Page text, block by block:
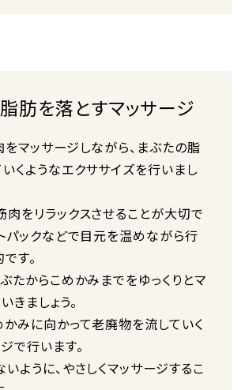
肪を落とすマッサージ
マッサージしながら、まぶたの脂
くようなエクササイズを行いまし
をリラックスさせることが大切で
パックなどで目元を温めながら行
す。
たからこめかみまでをゆっくりとマ
きましょう。
みに向かって老廃物を流していく
で行います。
ように、やさしくマッサージするこ